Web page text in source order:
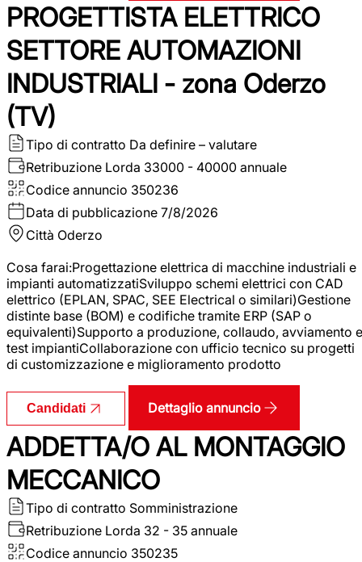
PROGETTISTA ELETTRICO
SETTORE AUTOMAZIONI
INDUSTRIALI - zona Oderzo
(TV)
Tipo di contratto Da definire – valutare
Retribuzione Lorda 33000 - 40000 annuale
Codice annuncio 350236
Data di pubblicazione 7/8/2026
Città Oderzo
Cosa farai:Progettazione elettrica di macchine industriali e
impianti automatizzatiSviluppo schemi elettrici con CAD
elettrico (EPLAN, SPAC, SEE Electrical o similari)Gestione
distinte base (BOM) e codifiche tramite ERP (SAP o
equivalenti)Supporto a produzione, collaudo, avviamento e
test impiantiCollaborazione con ufficio tecnico su progetti
di customizzazione e miglioramento prodotto
Candidati Dettaglio annuncio
ADDETTA/O AL MONTAGGIO
MECCANICO
Tipo di contratto Somministrazione
Retribuzione Lorda 32 - 35 annuale
Codice annuncio 350235